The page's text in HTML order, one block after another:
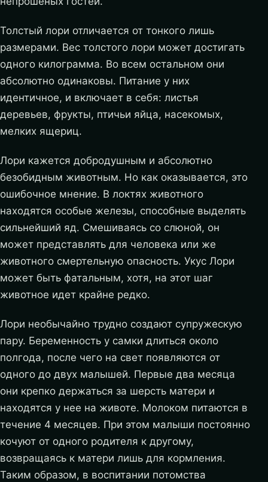
Толстый лори отличается от тонкого лишь
размерами. Вес толстого лори может достигать
одного килограмма. Во всем остальном они
абсолютно одинаковы. Питание у них
идентичное, и включает в себя: листья
деревьев, фрукты, птичьи яйца, насекомых,
мелких ящериц.
Лори кажется добродушным и абсолютно
безобидным животным. Но как оказывается, это
ошибочное мнение. В локтях животного
находятся особые железы, способные выделять
сильнейший яд. Смешиваясь со слюной, он
может представлять для человека или же
животного смертельную опасность. Укус Лори
может быть фатальным, хотя, на этот шаг
животное идет крайне редко.
Лори необычайно трудно создают супружескую
пару. Беременность у самки длиться около
полгода, после чего на свет появляются от
одного до двух малышей. Первые два месяца
они крепко держаться за шерсть матери и
находятся у нее на животе. Молоком питаются в
течение 4 месяцев. При этом малыши постоянно
кочуют от одного родителя к другому,
возвращаясь к матери лишь для кормления.
Таким образом, в воспитании потомства